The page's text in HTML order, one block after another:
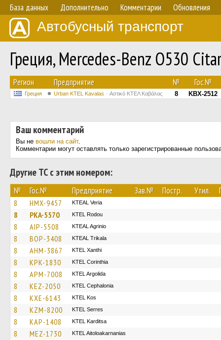
База данных Дополнительно Комментарии Обновления
Автобусный транспорт
Греция, Mercedes-Benz O530
Регион Предприятие № Гос.№
Греция Urban KTEL Kavalas Αστικό ΚΤΕΛ Καβάλας 8 KBX-2512
Ваш комментарий
Вы не вошли на сайт.
Комментарии могут оставлять только зарегистрированные
Другие ТС с этим номером:
№ Гос.№ Предприятие Зав.№ Постр. Утил.
8 HMX-9457 KTEAL Veria
8 PKA-5570 ΚΤΕL Rodou
8 AIP-5508 KTEAL Agrinio
8 BOP-3408 KTEAL Trikala
8 AHM-3867 KTEL Xanthi
8 KPK-1830 KTEL Corinthia
8 APM-7008 KTEL Argolida
8 KEZ-2050 KTEL Cephalonia
8 KXE-6143 KTEL Kos
8 KZM-8200 KTEL Serres
8 KAP-1408 ΚΤΕL Karditsa
8 MEZ-1730 KTEL Aitoloakarnanias